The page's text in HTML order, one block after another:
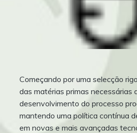
Começando por uma selecção
das matérias primas necessárias
desenvolvimento do processo
mantendo uma política contínua
em novas e mais avançadas